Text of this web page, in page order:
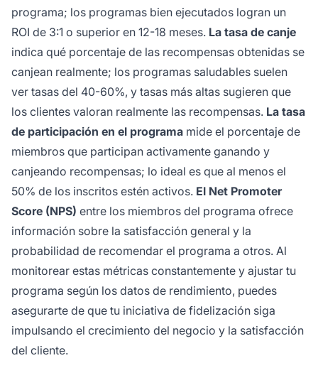
programa; los programas bien ejecutados logran un
ROI de 3:1 o superior en 12-18 meses. La tasa de canje
indica qué porcentaje de las recompensas obtenidas se
canjean realmente; los programas saludables suelen
ver tasas del 40-60%, y tasas más altas sugieren que
los clientes valoran realmente las recompensas. La tasa
de participación en el programa mide el porcentaje de
miembros que participan activamente ganando y
canjeando recompensas; lo ideal es que al menos el
50% de los inscritos estén activos. El Net Promoter
Score (NPS) entre los miembros del programa ofrece
información sobre la satisfacción general y la
probabilidad de recomendar el programa a otros. Al
monitorear estas métricas constantemente y ajustar tu
programa según los datos de rendimiento, puedes
asegurarte de que tu iniciativa de fidelización siga
impulsando el crecimiento del negocio y la satisfacción
del cliente.